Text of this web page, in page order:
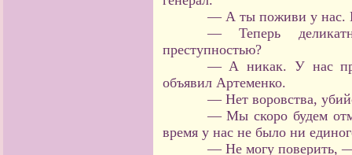
— А ты поживи у нас.
— Теперь
преступностью?
— А никак. У нас
объявил Артеменко.
— Нет воровства,
— Мы скоро будем
время у нас не было ни
— Не могу поверить,